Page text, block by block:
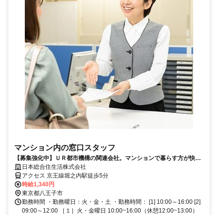
マンション内の窓口スタッフ
【募集強化中】ＵＲ都市機構の関連会社。マンションで暮らす方が快適
に生活できるためのサポート管理業務。
日本総合住生活株式会社
アクセス 京王線堀之内駅徒歩5分
時給1,340円
東京都八王子市
勤務時間 ・勤務曜日：火・金・土 ・勤務時間： [1] 10:00～16:00 [2]
09:00～12:00 ［１］火・金曜日 10:00~16:00（休憩12:00~13:00）